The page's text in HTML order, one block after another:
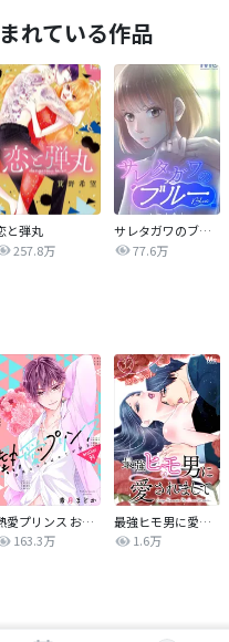
れている作品
と弾丸
257.8万
サレタガワのブルー【タテヨミ】
77.6万
熱愛プリンス お兄ちゃんはキミが好き
163.3万
最強ヒモ男に愛されまして
1.6万